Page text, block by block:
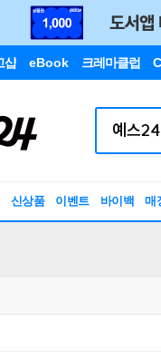
샵 eBook 크레마클럽
신상품 이벤트 바이백 매